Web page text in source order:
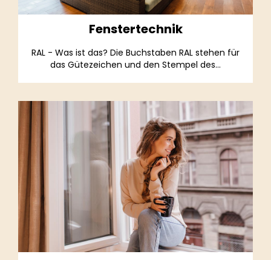
Fenstertechnik
RAL - Was ist das? Die Buchstaben RAL stehen für
das Gütezeichen und den Stempel des...